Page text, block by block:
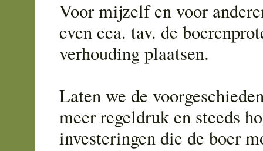
Voor mijzelf en voor
even eea. tav. de
verhouding plaatsen.
Laten we de
meer regeldruk en steeds
investeringen die de boer